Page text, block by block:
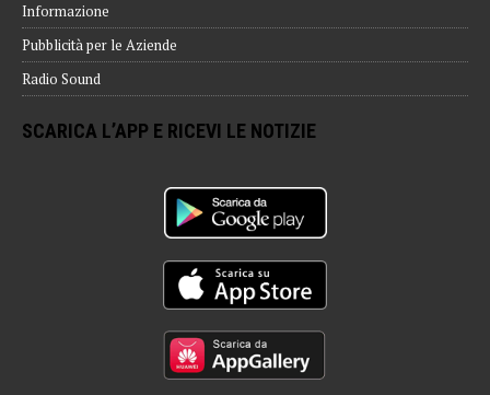
Informazione
Pubblicità per le Aziende
Radio Sound
SCARICA L’APP E RICEVI LE NOTIZIE